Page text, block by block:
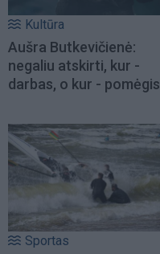
Kultūra
Aušra Butkevičienė:
negaliu atskirti, kur -
darbas, o kur - pomėgis
Sportas